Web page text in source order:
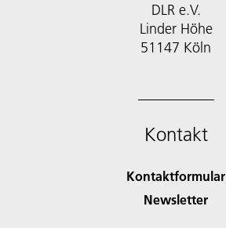
DLR e.V.
Linder Höhe
51147 Köln
Kontakt
Kontaktformular
Newsletter